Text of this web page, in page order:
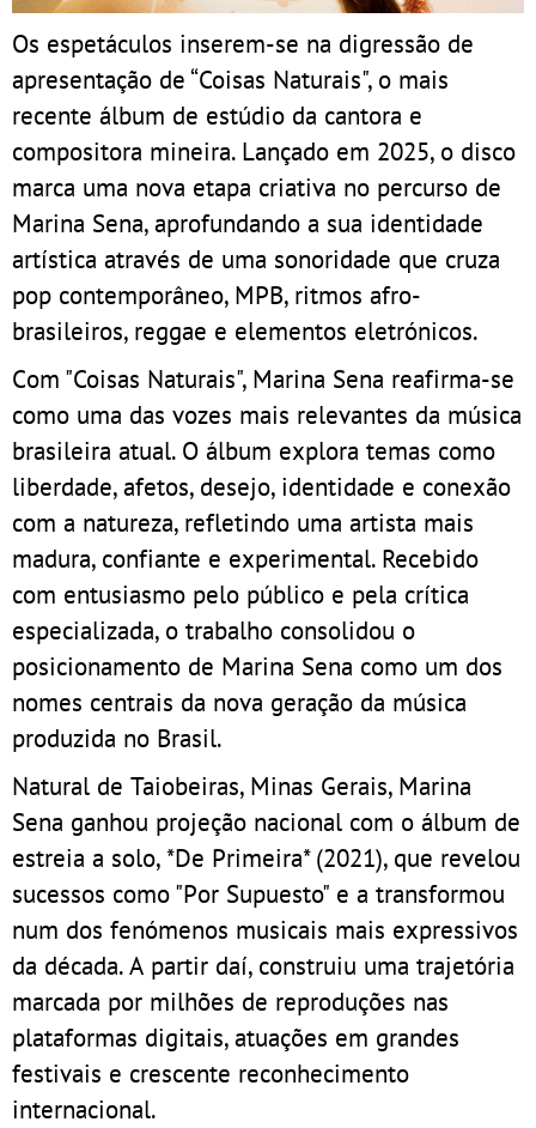
Os espetáculos inserem-se na digressão de
apresentação de “Coisas Naturais", o mais
recente álbum de estúdio da cantora e
compositora mineira. Lançado em 2025, o disco
marca uma nova etapa criativa no percurso de
Marina Sena, aprofundando a sua identidade
artística através de uma sonoridade que cruza
pop contemporâneo, MPB, ritmos afro-
brasileiros, reggae e elementos eletrónicos.
Com "Coisas Naturais", Marina Sena reafirma-se
como uma das vozes mais relevantes da música
brasileira atual. O álbum explora temas como
liberdade, afetos, desejo, identidade e conexão
com a natureza, refletindo uma artista mais
madura, confiante e experimental. Recebido
com entusiasmo pelo público e pela crítica
especializada, o trabalho consolidou o
posicionamento de Marina Sena como um dos
nomes centrais da nova geração da música
produzida no Brasil.
Natural de Taiobeiras, Minas Gerais, Marina
Sena ganhou projeção nacional com o álbum de
estreia a solo, *De Primeira* (2021), que revelou
sucessos como "Por Supuesto" e a transformou
num dos fenómenos musicais mais expressivos
da década. A partir daí, construiu uma trajetória
marcada por milhões de reproduções nas
plataformas digitais, atuações em grandes
festivais e crescente reconhecimento
internacional.